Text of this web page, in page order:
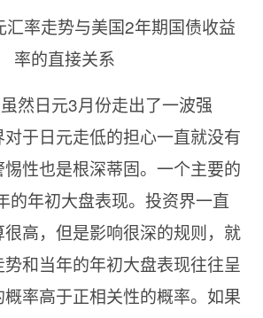
汇率走势与美国2年期国债收益
率的直接关系
然日元3月份走出了一波强
于日元走低的担心一直就没有
性也是根深蒂固。一个主要的
的年初大盘表现。投资界一直
高，但是影响很深的规则，就
和当年的年初大盘表现往往呈
率高于正相关性的概率。如果